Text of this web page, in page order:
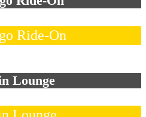
Ride-On
Lounge